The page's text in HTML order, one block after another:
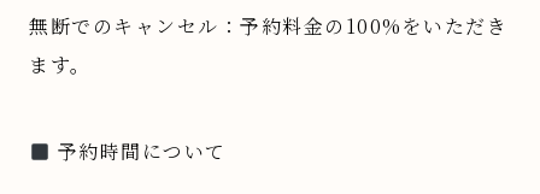
無断でのキャンセル：予約料金の100%をいただき
ます。
予約時間について